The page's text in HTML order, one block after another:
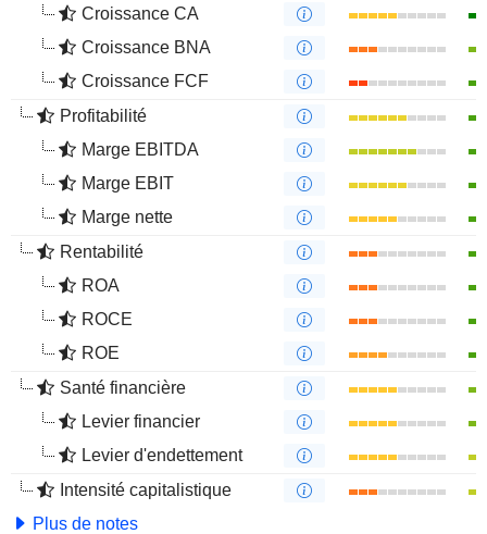
Croissance CA
Croissance BNA
Croissance FCF
Profitabilité
Marge EBITDA
Marge EBIT
Marge nette
Rentabilité
ROA
ROCE
ROE
Santé financière
Levier financier
Levier d'endettement
Intensité capitalistique
Plus de notes